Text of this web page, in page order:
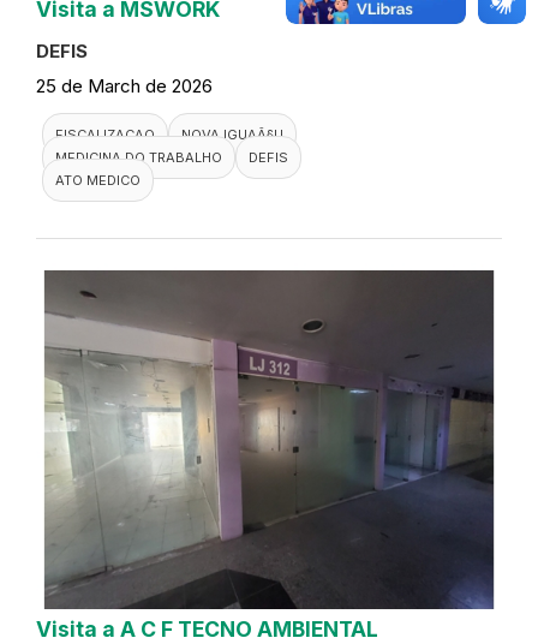
Visita a MSWORK
DEFIS
25 de March de 2026
FISCALIZACAO
NOVA IGUAÃ§U
MEDICINA DO TRABALHO
DEFIS
ATO MEDICO
Visita a A C F TECNO AMBIENTAL